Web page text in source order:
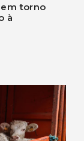
torno
à